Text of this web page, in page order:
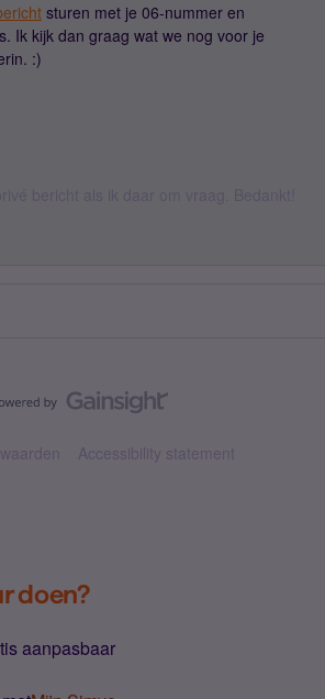
sturen met je 06-nummer en
Ik kijk dan graag wat we nog voor je
:)
Accessibility statement
doen?
aanpasbaar